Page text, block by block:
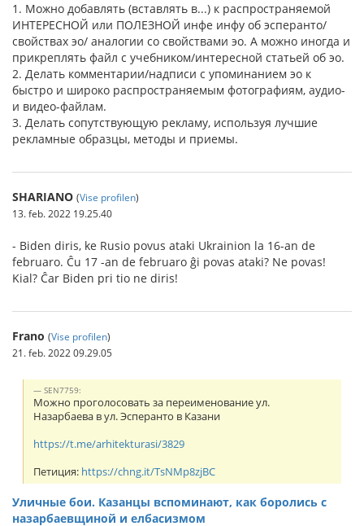
1. Можно добавлять (вставлять в...) к распространяемой
ИНТЕРЕСНОЙ или ПОЛЕЗНОЙ инфе инфу об эсперанто/
свойствах эо/ аналогии со свойствами эо. А можно иногда и
прикреплять файл с учебником/интересной статьей об эо.
2. Делать комментарии/надписи с упоминанием эо к
быстро и широко распространяемым фотографиям, аудио-
и видео-файлам.
3. Делать сопутствующую рекламу, используя лучшие
рекламные образцы, методы и приемы.
SHARIANO (Vise profilen)
13. feb. 2022 19.25.40
- Biden diris, ke Rusio povus ataki Ukrainion la 16-an de
februaro. Ĉu 17 -an de februaro ĝi povas ataki? Ne povas!
Kial? Ĉar Biden pri tio ne diris!
Frano (Vise profilen)
21. feb. 2022 09.29.05
SEN7759:
Можно проголосовать за переименование ул.
Назарбаева в ул. Эсперанто в Казани
https://t.me/arhitekturasi/3829
Петиция: https://chng.it/TsNMp8zjBC
Уличные бои. Казанцы вспоминают, как боролись с
назарбаевщиной и елбасизмом